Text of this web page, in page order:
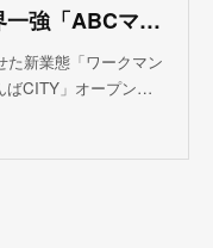
ワークマンの靴専門店、業界一強「ABCマート」の牙城を崩せるか
た新業態「ワークマン
ばCITY」オープン…